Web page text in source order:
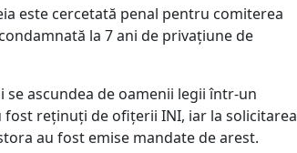
este cercetată penal pentru comiterea
la 7 ani de privațiune de
se ascundea de oamenii legii într-un
reținuți de ofițerii INI, iar la solicitarea
au fost emise mandate de arest.